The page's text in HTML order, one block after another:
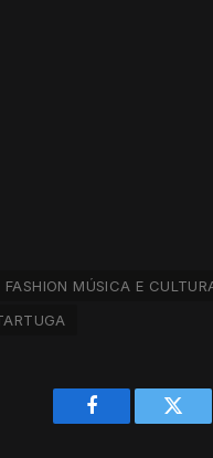
FASHION MÚSICA E
Facebook